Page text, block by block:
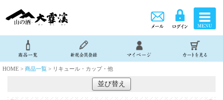
HOME > 商品一覧 > リキュール・カップ・他
並び替え